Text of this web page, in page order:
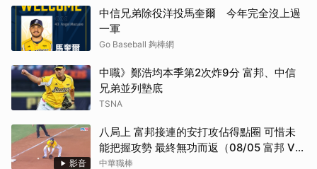
中信兄弟除役洋投馬奎爾 今年完全沒上過
一軍
Go Baseball 夠棒網
中職》鄭浩均本季第2次炸9分 富邦、中信
兄弟並列墊底
TSNA
影音
八局上 富邦接連的安打攻佔得點圈 可惜未
能把握攻勢 最終無功而返（08/05 富邦 VS
中信）
中華職棒